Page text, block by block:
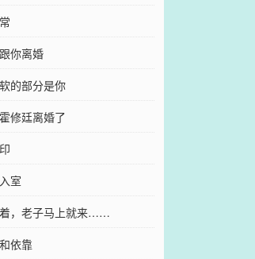
你离婚
的部分是你
修廷离婚了
室
，老子马上就来……
依靠